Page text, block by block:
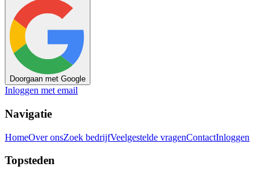
Doorgaan met Google
Inloggen met email
Navigatie
HomeOver onsZoek bedrijfVeelgestelde vragenContactInloggen
Topsteden